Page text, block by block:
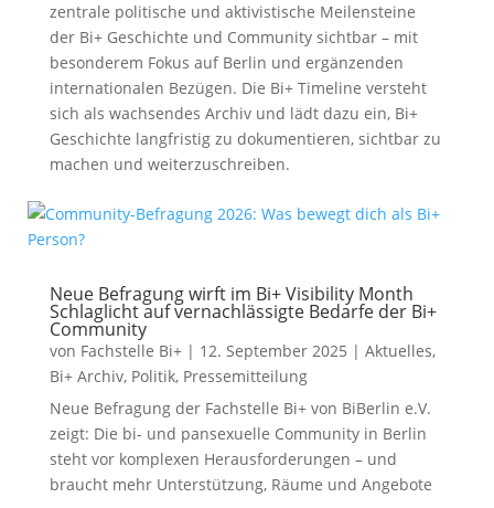
zentrale politische und aktivistische Meilensteine
der Bi+ Geschichte und Community sichtbar – mit
besonderem Fokus auf Berlin und ergänzenden
internationalen Bezügen. Die Bi+ Timeline versteht
sich als wachsendes Archiv und lädt dazu ein, Bi+
Geschichte langfristig zu dokumentieren, sichtbar zu
machen und weiterzuschreiben.
Neue Befragung wirft im Bi+ Visibility Month
Schlaglicht auf vernachlässigte Bedarfe der Bi+
Community
von Fachstelle Bi+| 12. September 2025 | Aktuelles,
Bi+ Archiv, Politik, Pressemitteilung
Neue Befragung der Fachstelle Bi+ von BiBerlin e.V.
zeigt: Die bi- und pansexuelle Community in Berlin
steht vor komplexen Herausforderungen – und
braucht mehr Unterstützung, Räume und Angebote